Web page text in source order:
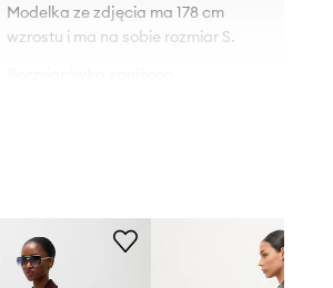
Modelka ze zdjęcia ma 178 cm
wzrostu i ma na sobie rozmiar S.